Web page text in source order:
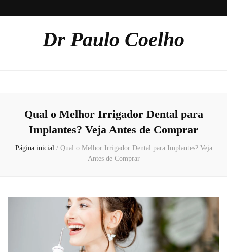
Dr Paulo Coelho
Qual o Melhor Irrigador Dental para
Implantes? Veja Antes de Comprar
Página inicial / Qual o Melhor Irrigador Dental para Implantes? Veja
Antes de Comprar